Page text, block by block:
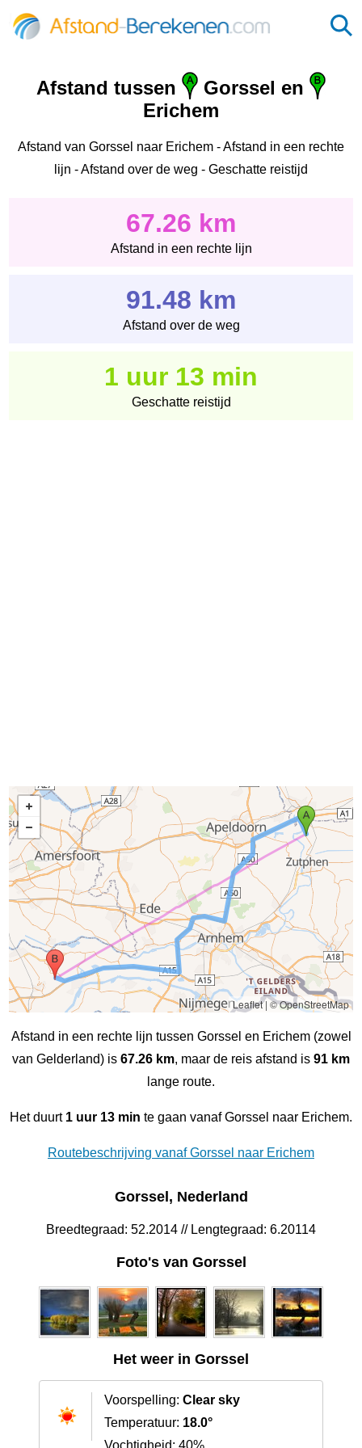
Afstand tussen
Gorssel en
Erichem
Afstand van Gorssel naar Erichem - Afstand in een rechte
lijn - Afstand over de weg - Geschatte reistijd
67.26 km
Afstand in een rechte lijn
91.48 km
Afstand over de weg
1 uur 13 min
Geschatte reistijd
Leaflet|© OpenStreetMap
Afstand in een rechte lijn tussen Gorssel en Erichem (zowel
van Gelderland) is 67.26 km, maar de reis afstand is 91 km
lange route.
Het duurt 1 uur 13 min te gaan vanaf Gorssel naar Erichem.
Routebeschrijving vanaf Gorssel naar Erichem
Gorssel, Nederland
Breedtegraad: 52.2014 // Lengtegraad: 6.20114
Foto's van Gorssel
Het weer in Gorssel
Voorspelling: Clear sky
Temperatuur: 18.0°